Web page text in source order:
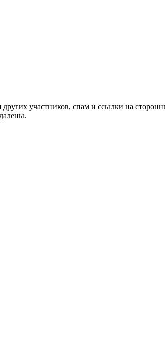
участников, спам и ссылки на